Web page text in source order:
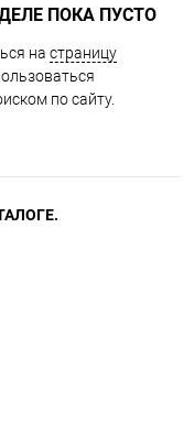
ПОКА ПУСТО
на страницу
по сайту.